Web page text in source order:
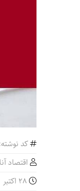
کد نوشته:
اقتصاد